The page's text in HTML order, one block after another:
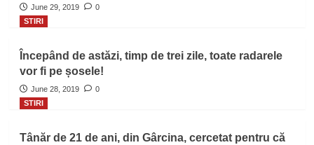
June 29, 2019
0
STIRI
Începând de astăzi, timp de trei zile, toate radarele
vor fi pe șosele!
June 28, 2019
0
STIRI
Tânăr de 21 de ani, din Gârcina, cercetat pentru că